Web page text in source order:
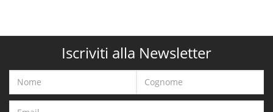
Iscriviti alla Newsletter